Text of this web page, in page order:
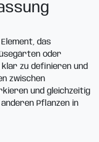
das
oder
zu definieren und
zwischen
und gleichzeitig
Pflanzen in